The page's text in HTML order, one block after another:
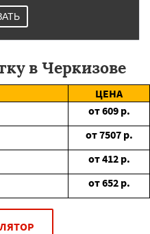
в Черкизове
ЦЕНА
от609 р.
от7507 р.
от412 р.
от652 р.